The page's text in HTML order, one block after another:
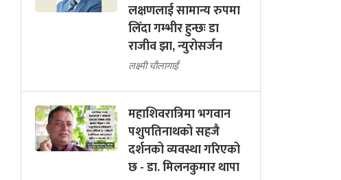
लक्षणलाई सामान्य रुपमा
लिँदा गम्भीर हुन्छः डा
राजीव झा, न्युरोसर्जन
लक्ष्मी चौलागाईं
महाशिवरात्रिमा भगवान
पशुपतिनाथको सहजै
दर्शनको व्यवस्था गरिएको
छ - डा. मिलनकुमार थापा